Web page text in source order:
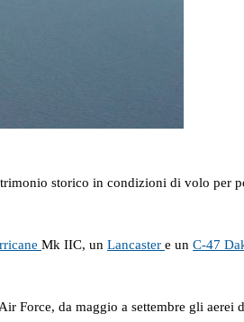
storico in condizioni di volo per
Mk IIC, un Lancaster e un C-47
Force, da maggio a settembre gli aerei